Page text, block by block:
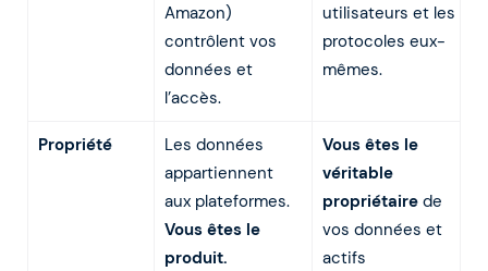
Amazon)
contrôlent vos
données et
l’accès.
utilisateurs et les
protocoles eux-
mêmes.
Propriété
Les données
appartiennent
aux plateformes.
Vous êtes le
produit.
Vous êtes le
véritable
propriétairede
vos données et
actifs